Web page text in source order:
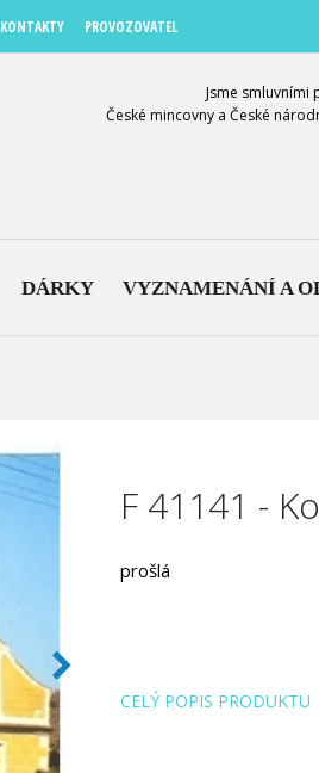
KONTAKTY PROVOZOVATEL
Jsme smluvními
České mincovny a České
DÁRKY VYZNAMENÁNÍ A
F 41141 -
prošlá
CELÝ POPIS PRODUKTU